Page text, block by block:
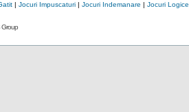
| Jocuri Impuscaturi| Jocuri Indemanare | Jocuri Logice